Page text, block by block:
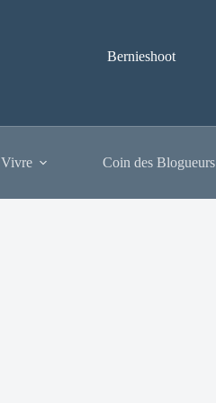
Bernieshoot
Coin des Blogueurs